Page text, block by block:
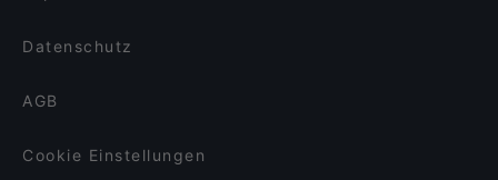
Datenschutz
AGB
Cookie Einstellungen